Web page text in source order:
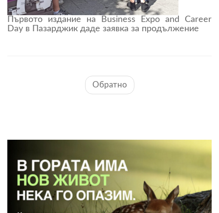
Първото издание на Business Expo and Career
Day в Пазарджик даде заявка за продължение
Обратно